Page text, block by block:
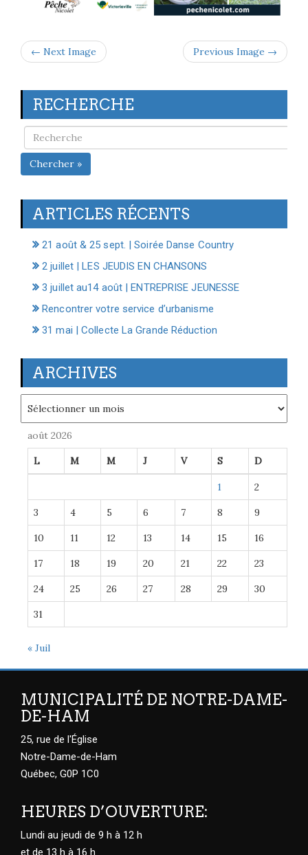
← Next Image Previous Image →
RECHERCHE
Chercher »
ARTICLES RÉCENTS
21 août & 25 sept. | Soirée Danse Country
2 juillet | LES JEUDIS EN CHANSONS
3 juillet au14 août | ENTREPRISE JEUNESSE
Rencontrer votre service d’urbanisme
31 mai | Collecte La Grande Réduction
ARCHIVES
août 2026
L M M J V S D
1 2
3 4 5 6 7 8 9
10 11 12 13 14 15 16
17 18 19 20 21 22 23
24 25 26 27 28 29 30
31
« Juil
MUNICIPALITÉ DE NOTRE-DAME-
DE-HAM
25, rue de l'Église
Notre-Dame-de-Ham
Québec, G0P 1C0
HEURES D’OUVERTURE:
Lundi au jeudi de 9 h à 12 h
et de 13 h à 16 h